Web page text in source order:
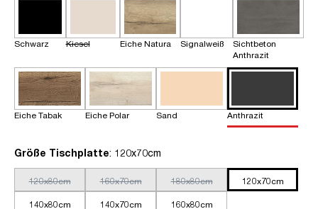
Schwarz Kiesel Eiche Natura Signalweiß
Sichtbeton
Anthrazit
Eiche Tabak Eiche Polar Sand Anthrazit
Größe Tischplatteauswählen
: 120x70cm
120x80cm 160x70cm 180x80cm 120x70cm
140x80cm 140x70cm 160x80cm